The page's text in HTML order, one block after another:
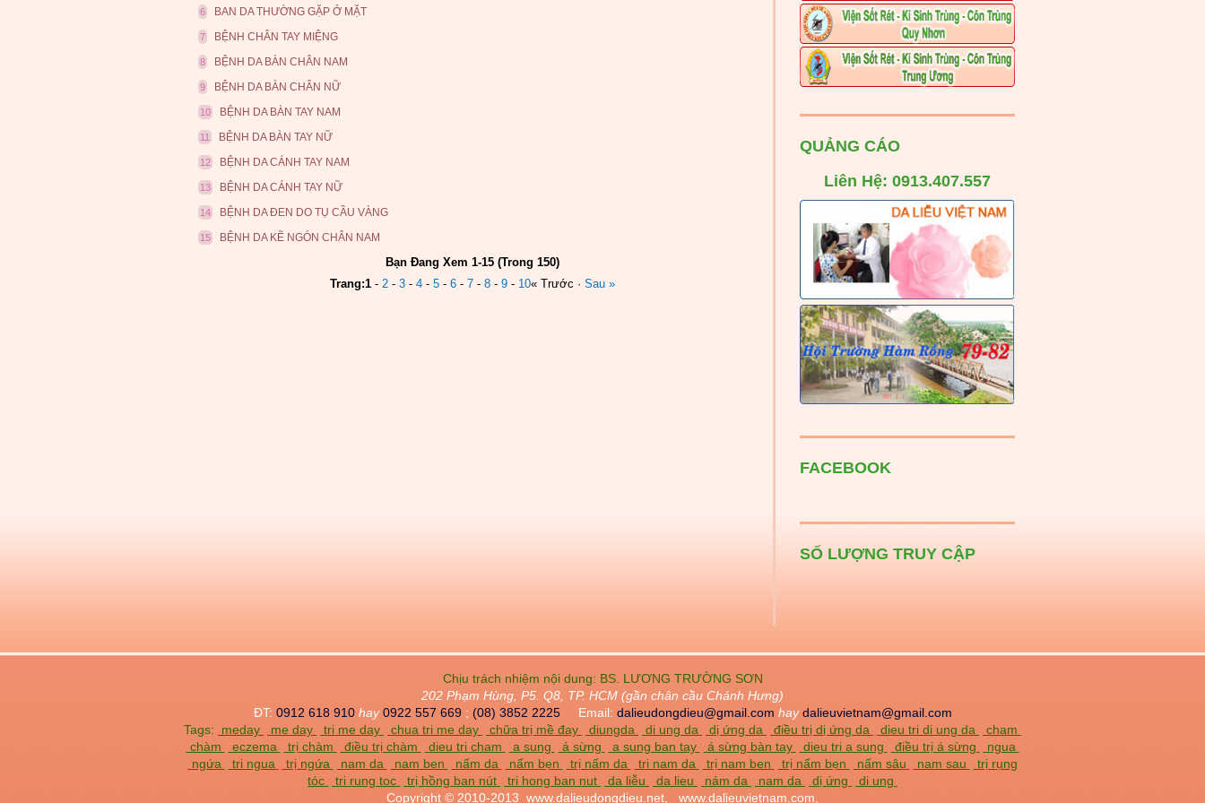
6 BAN DA THƯỜNG GẶP Ở MẶT
7 BỆNH CHÂN TAY MIỆNG
8 BỆNH DA BÀN CHÂN NAM
9 BỆNH DA BÀN CHÂN NỮ
10 BỆNH DA BÀN TAY NAM
11 BỆNH DA BÀN TAY NỮ
12 BỆNH DA CÁNH TAY NAM
13 BỆNH DA CÁNH TAY NỮ
14 BỆNH DA ĐEN DO TỤ CẦU VÀNG
15 BỆNH DA KẼ NGÓN CHÂN NAM
Bạn Đang Xem 1-15 (Trong 150)
Trang:1- 2- 3- 4- 5- 6- 7- 8- 9- 10« Trước · Sau »
QUẢNG CÁO
Liên Hệ: 0913.407.557
FACEBOOK
SỐ LƯỢNG TRUY CẬP
Chịu trách nhiệm nội dung: BS. LƯƠNG TRƯỜNG SƠN
202 Phạm Hùng, P5. Q8, TP. HCM (gần chân cầu Chánh Hưng)
ĐT: 0912 618 910 hay 0922 557 669; (08) 3852 2225Email: dalieudongdieu@gmail.com haydalieuvietnam@gmail.com
Tags:
meday me day tri me day chua tri me day chữa trị mề đay diungda di ung da dị ứng da điều trị dị ứng da dieu tri di ung da
cham
chàm
eczema trị chàm điều trị chàm dieu tri cham a sung á sừng a sung ban tay á sừng bàn tay dieu tri a sung điều trị á sừng
ngua
ngứa
tri ngua trị ngứa nam da nam ben nấm da nấm bẹn trị nấm da tri nam da trị nam ben trị nấm bẹn nấm sâu nam sau
trị rụng
tóc
tri rung toc trị hồng ban nút tri hong ban nut da liễu da lieu nám da nam da dị ứng
di ung
Copyright © 2010-2013 www.dalieudongdieu.net, www.dalieuvietnam.com,